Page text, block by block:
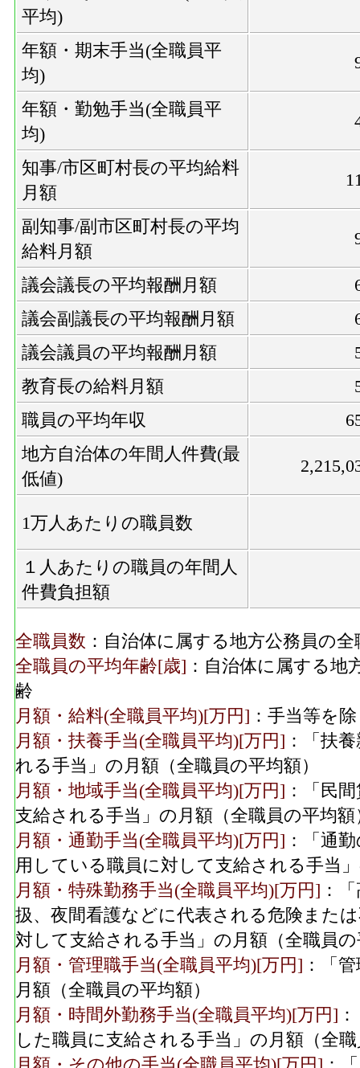
平均)
年額・期末手当(全職員平
均)
年額・勤勉手当(全職員平
均)
知事/市区町村長の平均給料
月額
副知事/副市区町村長の平均
給料月額
議会議長の平均報酬月額
議会副議長の平均報酬月額
議会議員の平均報酬月額
教育長の給料月額
職員の平均年収
地方自治体の年間人件費(最
低値)
1万人あたりの職員数
１人あたりの職員の年間人
件費負担額
全職員数 ：自治体に属する地方公務員の
全職員の平均年齢[歳] ：自治体に属する地
齢
月額・給料(全職員平均)[万円] ：手当等を
月額・扶養手当(全職員平均)[万円] ：「扶
れる手当」の月額（全職員の平均額）
月額・地域手当(全職員平均)[万円] ：「民
支給される手当」の月額（全職員の平均額
月額・通勤手当(全職員平均)[万円] ：「通
用している職員に対して支給される手当
月額・特殊勤務手当(全職員平均)[万円] ：
扱、夜間看護などに代表される危険また
対して支給される手当」の月額（全職員
月額・管理職手当(全職員平均)[万円] ：「
月額（全職員の平均額）
月額・時間外勤務手当(全職員平均)[万円]
した職員に支給される手当」の月額（全